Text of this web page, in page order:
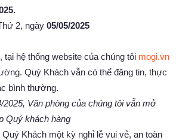
2, ngày 05/05/2025
tại hệ thống website của chúng tôi mogi.vn
Quý Khách vẫn có thể đăng tin, thực
bình thường.
Văn phòng của chúng tôi vẫn mở
Quý khách hàng
Khách một kỳ nghỉ lễ vui vẻ, an toàn